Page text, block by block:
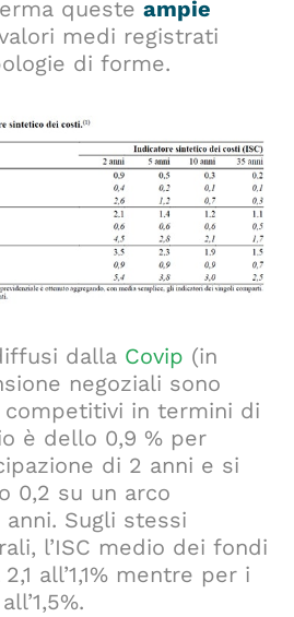
questeampie
medi registrati
di forme.
dalla Covip (in
negoziali sono
in termini di
è dello 0,9 % per
di 2 anni e si
0,2 su un arco
Sugli stessi
l’ISC medio dei fondi
all’1,1% mentre per i